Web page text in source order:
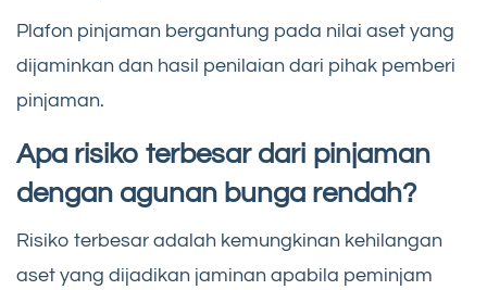
Plafon pinjaman bergantung pada nilai aset yang
dijaminkan dan hasil penilaian dari pihak pemberi
pinjaman.
Apa risiko terbesar dari pinjaman
dengan agunan bunga rendah?
Risiko terbesar adalah kemungkinan kehilangan
aset yang dijadikan jaminan apabila peminjam